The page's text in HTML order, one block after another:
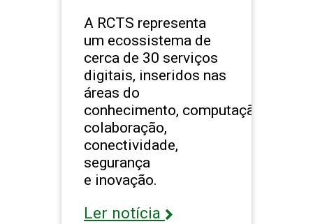
A RCTS representa
um ecossistema de
cerca de 30 serviços
digitais, inseridos nas
áreas do
conhecimento, computação,
colaboração,
conectividade,
segurança
e inovação.
Ler notícia